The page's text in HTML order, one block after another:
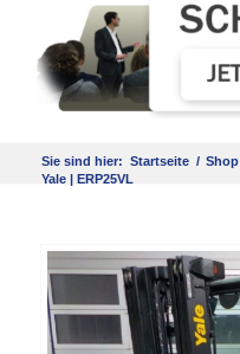
Sie sind hier: Startseite / Shop
Yale | ERP25VL